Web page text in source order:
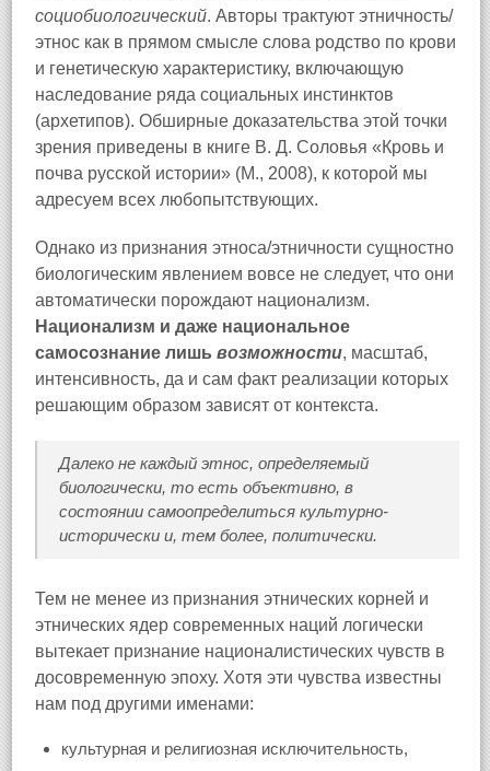
социобиологический. Авторы трактуют этничность/
этнос как в прямом смысле слова родство по крови
и генетическую характеристику, включающую
наследование ряда социальных инстинктов
(архетипов). Обширные доказательства этой точки
зрения приведены в книге В. Д. Соловья «Кровь и
почва русской истории» (М., 2008), к которой мы
адресуем всех любопытствующих.
Однако из признания этноса/этничности сущностно
биологическим явлением вовсе не следует, что они
автоматически порождают национализм.
Национализм и даже национальное
самосознание лишь возможности, масштаб,
интенсивность, да и сам факт реализации которых
решающим образом зависят от контекста.
Далеко не каждый этнос, определяемый
биологически, то есть объективно, в
состоянии самоопределиться культурно-
исторически и, тем более, политически.
Тем не менее из признания этнических корней и
этнических ядер современных наций логически
вытекает признание националистических чувств в
досовременную эпоху. Хотя эти чувства известны
нам под другими именами:
культурная и религиозная исключительность,